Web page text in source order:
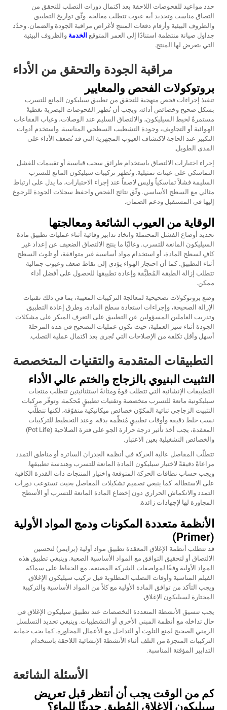
حدد مواعيد للفحوصات اللاحقة بعد اكتمال دورات التصلب للتحقق من
التصاق مناسب وتحديد أية عيوب تتطلب معالجة. وثّق تواريخ التطبيق
والظروف البيئية وأرقام دفعات المنتج لأغراض مراقبة الجودة والضمان. وحدّد
جداول صيانة منتظمة استنادًا إلى العمر المتوقع الخدمة والظروف البيئية
التي يتعرض لها المنتج.
مراقبة الجودة والتحقق من الأداء
بروتوكولات الفحص والمعايير
تنفيذ إجراءات فحص منهجية للتحقق من تطبيق سيليكون المانع للتسرب
بشكل صحيح وخصائص أدائه. ويجب أن تُظهر الفحوصات البصرية تغطيةً
مستمرةً لخيط السيليكون، والالتصاق السليم عند الوصلات، وغياب الفقاعات
الهوائية أو التجاويف، وجودة التشطيب السطحي المناسبة. واستخدم أدوات
التكبير عند الحاجة لاكتشاف العيوب المجهرية التي قد تُضعف الأداء على
المدى الطويل.
إجراء اختبارات الالتصاق باستخدام طرائق سحب قياسية أو تقييمات للفشل
التماسكي على عينات تمثيلية. وتُظهر تركيبات سيليكون المانع للتسرب
السليمة فشلاً تماسكياً وليس لاصقاً عند إجراء الاختبارات، ما يدل على ارتباط
مثالي مع السطح الأساسي. وثّق نتائج الفحص واحفظ سجلات الجودة للرجوع
إليها في المستقبل ودعم الضمان.
الوقاية من العيوب الشائعة ومعالجتها
تحديد أوضاع الفشل المحتملة واتخاذ تدابير وقائية أثناء عمليات تطبيق مادة
السيليكون المانعة للتسرب. وغالبًا ما ينتج الالتصاق الضعيف عن إعداد غير
كافٍ لسطح المادة، أو استخدام مواد أساسية غير متوافقة، أو تلوث السطح
أثناء التطبيق. كما أن احتجاز الهواء يؤدي إلى نقاط ضعف وعيوب جمالية
تتطلب إزالة الطبقة المُطبَّقة وإعادة تطبيقها للحصول على أفضل أداء
ممكن.
وضع بروتوكولات تصحيحية لمعالجة التركيبات المعيبة، بما في ذلك تقنيات
الإزالة الصحيحة، وإجراءات استعادة سطح المادة، وطرق إعادة التطبيق.
وتدريب العاملين المسؤولين عن التطبيق على التعرف المبكر على مشكلات
الجودة أثناء سير العملية، حيث تكون عمليات التصحيح في هذه المرحلة
أسهل وأقل تكلفة من الإصلاحات التي تُجرى بعد اكتمال عملية التصلب.
التطبيقات المتقدمة والتقنيات المتخصصة
التثبيت البنيوي بالزجاج والختم عالي الأداء
التطبيقات الإنشائية التي تتطلب قوةً ومتانةً استثنائيتين تتطلب منتجات
سيليكونية مانعة للتسرب متخصصة وتقنيات تطبيقٍ مُحكمة. وتوفّر مركبات
التثبيت الزجاجي ثنائية المكوّن خصائص ميكانيكية متفوّقة، لكنها تتطلّب
نسب خلط دقيقة وأوقات تطبيقٍ مُنظّمة بدقة. وعند التخطيط للتركيبات
المعقدة، يجب أخذ تأثير درجة حرارة الجو على فترة الصلاحية (Pot Life)
والخصائص التشغيلية بعين الاعتبار.
تتطلّب المفاصل عالية الحركة في أنظمة الجدران الساترة أو مناطق التمدد
مراعاةً دقيقةً لاختيار سيليكون المادة المانعة للتسرب وهندسة تطبيقها.
ويجب حساب نطاقات الحركة المتوقعة واختيار المنتجات ذات القدرة الكافية
على الاستطالة. كما ينبغي تصميم تشكيلات المفاصل بحيث تستوعب دورات
التمدد والانكماش الحراري دون إخضاع المادة المانعة للتسرب أو الأسطح
المجاورة لها لإجهادات زائدة.
الأنظمة متعددة المكونات ودمج المواد الأولية
(Primer)
قد تتطلب أنظمة الإغلاق المعقدة تطبيق مواد أولية (برايمر) لتحسين
الالتصاق أو لتحقيق التوافق مع المواد الأساسية الصعبة. وينبغي تطبيق هذه
المواد الأولية وفقًا لمواصفات الشركة المصنعة، مع الحفاظ على سماكة
الفيلم المناسبة وأوقات التصلب المطلوبة قبل تركيب سيليكون الإغلاق.
ويجب التأكد من توافق المادة الأولية مع كلاً من المواد الأساسية والتركيبة
المختارة لسيليكون الإغلاق.
يجب تنسيق الأنشطة المتعددة التخصصات عند تطبيق سيليكون الإغلاق في
حال تداخله مع أنظمة المبنى الأخرى أو التشطيبات. وينبغي تحديد التسلسل
الزمني الصحيح لمنع التلوث أو التداخل مع الأعمال المجاورة. كما يجب حماية
التركيبات المنجزة من التلف أثناء الأنشطة الإنشائية اللاحقة باستخدام
التدابير المؤقتة المناسبة.
الأسئلة الشائعة
كم من الوقت يجب أن أنتظر قبل تعريض
سيليكون الإغلاق المُطبق حديثًا للماء؟